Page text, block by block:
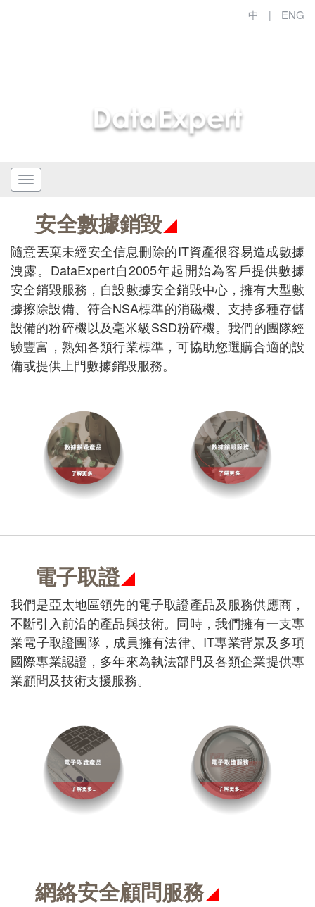
中 | ENG
安全數據銷毀
隨意丟棄未經安全信息刪除的IT資產很容易造成數據
洩露。DataExpert自2005年起開始為客戶提供數據
安全銷毀服務，自設數據安全銷毀中心，擁有大型數
據擦除設備、符合NSA標準的消磁機、支持多種存儲
設備的粉碎機以及毫米級SSD粉碎機。我們的團隊經
驗豐富，熟知各類行業標準，可協助您選購合適的設
備或提供上門數據銷毀服務。
電子取證
我們是亞太地區領先的電子取證產品及服務供應商，
不斷引入前沿的產品與技術。同時，我們擁有一支專
業電子取證團隊，成員擁有法律、IT專業背景及多項
國際專業認證，多年來為執法部門及各類企業提供專
業顧問及技術支援服務。
網絡安全顧問服務